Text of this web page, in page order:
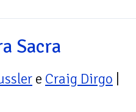
Sacra
e Craig Dirgo